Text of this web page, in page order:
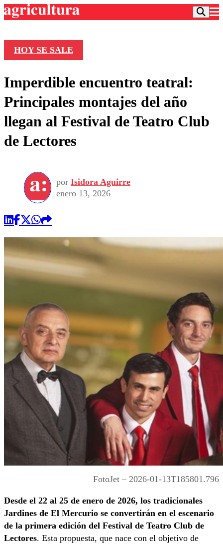
Frecuencias
Agricultura TV
Deportes
Colo Colo
Motor
Torneo Internacional
Torneo Nacional
Entretención
Internacional
Nacional
Vida Social
Programas
Comercial
HOY SE SALE
Imperdible encuentro teatral:
Principales montajes del año
llegan al Festival de Teatro Club
de Lectores
por Isidora Aguirre
enero 13, 2026
FotoJet – 2026-01-13T185801.796
Desde el 22 al 25 de enero de 2026, los tradicionales
Jardines de El Mercurio se convertirán en el escenario
de la primera edición del Festival de Teatro Club de
Lectores. Esta propuesta, que nace con el objetivo de